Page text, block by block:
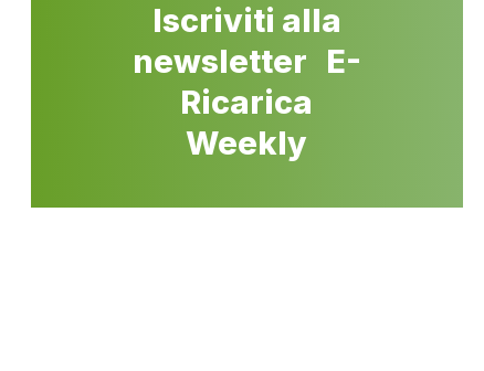
Iscriviti alla
newsletter E-
Ricarica
Weekly